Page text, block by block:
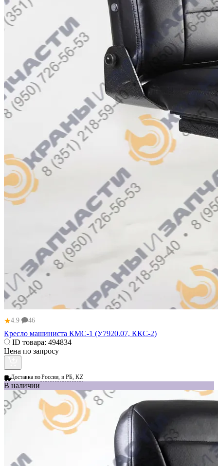
★4.9 46
Кресло машиниста КМС-1 (У7920.07, ККС‑2)
ID товара: 494834
Цена по запросу
Доставка поРоссии, в РБ, KZ
В наличии